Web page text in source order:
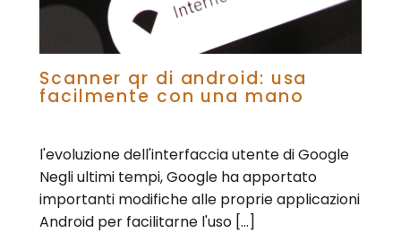
Scanner qr di android: usa
facilmente con una mano
l'evoluzione dell'interfaccia utente di Google
Negli ultimi tempi, Google ha apportato
importanti modifiche alle proprie applicazioni
Android per facilitarne l'uso […]